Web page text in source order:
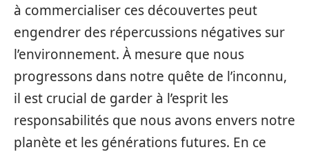
à commercialiser ces découvertes peut
engendrer des répercussions négatives sur
l’environnement. À mesure que nous
progressons dans notre quête de l’inconnu,
il est crucial de garder à l’esprit les
responsabilités que nous avons envers notre
planète et les générations futures. En ce